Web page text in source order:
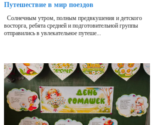
Путешествие в мир поездов
Солнечным утром, полным предвкушения и детского
восторга, ребята средней и подготовительной группы
отправились в увлекательное путеше...